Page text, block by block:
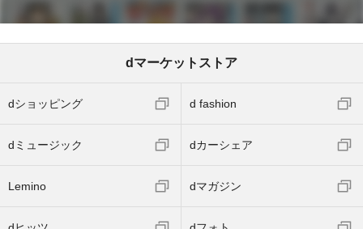
dマーケットストア
dショッピング d fashion
dミュージック dカーシェア
Lemino dマガジン